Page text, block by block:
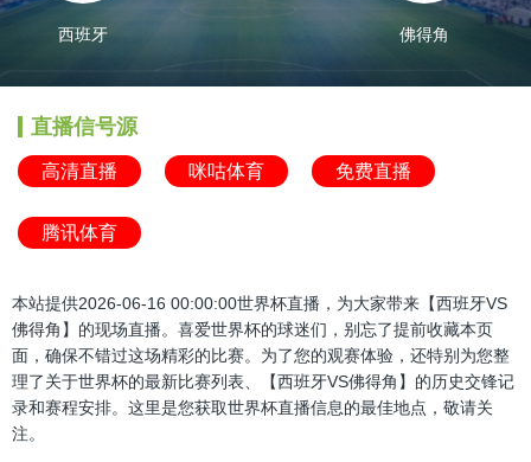
西班牙 佛得角
直播信号源
高清直播 咪咕体育 免费直播
腾讯体育
本站提供2026-06-16 00:00:00世界杯直播，为大家带来【西班牙VS
佛得角】的现场直播。喜爱世界杯的球迷们，别忘了提前收藏本页
面，确保不错过这场精彩的比赛。为了您的观赛体验，还特别为您整
理了关于世界杯的最新比赛列表、【西班牙VS佛得角】的历史交锋记
录和赛程安排。这里是您获取世界杯直播信息的最佳地点，敬请关
注。